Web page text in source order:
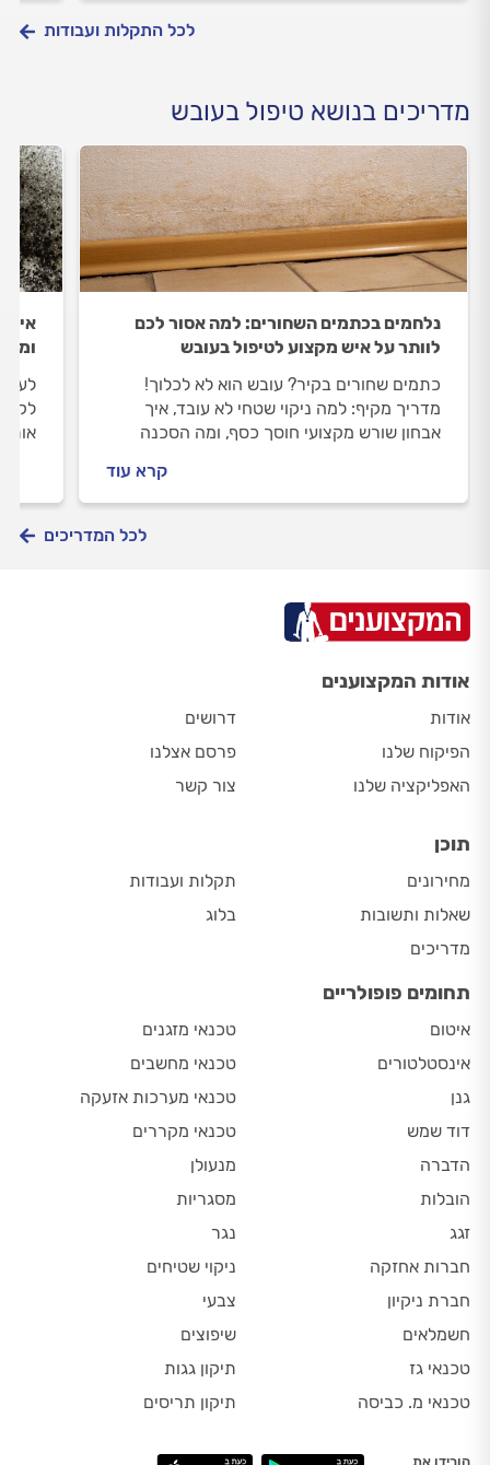
לכל התקלות ועבודות
מדריכים בנושא טיפול בעובש
נלחמים בכתמים השחורים: למה אסור לכם
לוותר על איש מקצוע לטיפול בעובש
כתמים שחורים בקיר? עובש הוא לא לכלוך!
מדריך מקיף: למה ניקוי שטחי לא עובד, איך
אבחון שורש מקצועי חוסך כסף, ומה הסכנה
קרא עוד
איך
לכל המדריכים
אודות המקצוענים
אודות
הפיקוח שלנו
האפליקציה שלנו
דרושים
פרסם אצלנו
צור קשר
תוכן
מחירונים
שאלות ותשובות
מדריכים
תקלות ועבודות
בלוג
תחומים פופולריים
איטום
אינסטלטורים
גנן
דוד שמש
הדברה
הובלות
זגג
חברות אחזקה
חברת ניקיון
חשמלאים
טכנאי גז
טכנאי מ. כביסה
טכנאי מזגנים
טכנאי מחשבים
טכנאי מערכות אזעקה
טכנאי מקררים
מנעולן
מסגריות
נגר
ניקוי שטיחים
צבעי
שיפוצים
תיקון גגות
תיקון תריסים
הורידו את